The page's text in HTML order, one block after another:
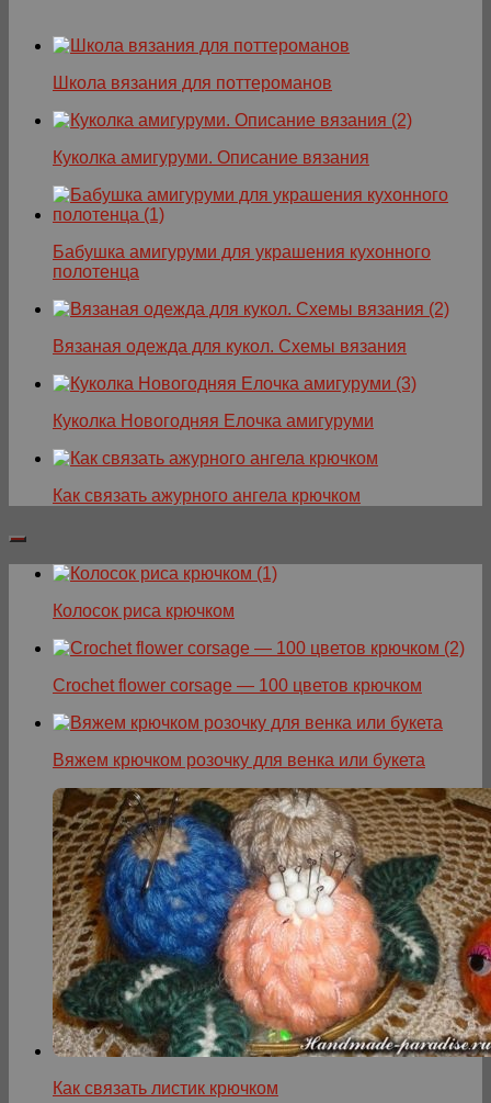
Школа вязания для поттероманов
Куколка амигуруми. Описание вязания
Бабушка амигуруми для украшения кухонного
полотенца
Вязаная одежда для кукол. Схемы вязания
Куколка Новогодняя Елочка амигуруми
Как связать ажурного ангела крючком
Колосок риса крючком
Crochet flower corsage — 100 цветов крючком
Вяжем крючком розочку для венка или букета
Как связать листик крючком